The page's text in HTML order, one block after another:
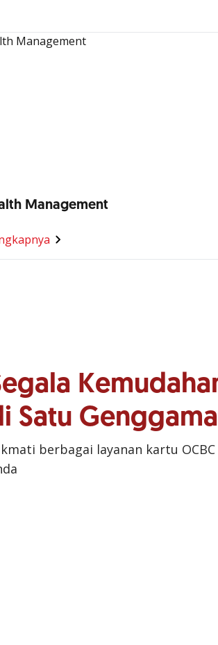
Management
Satu
berbagai layanan kartu